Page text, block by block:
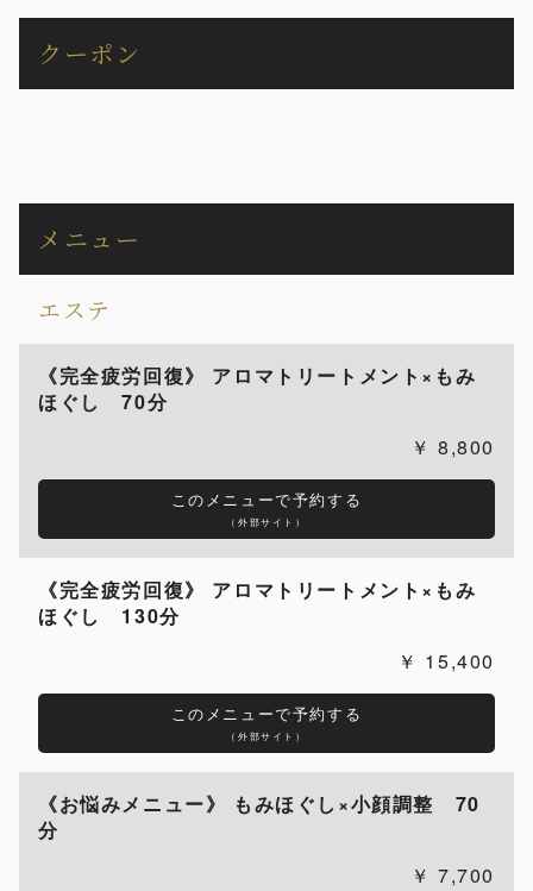
クーポン
メニュー
エステ
《完全疲労回復》 アロマトリートメント×もみ
ほぐし 70分
8,800
このメニューで予約する
（外部サイト）
《完全疲労回復》 アロマトリートメント×もみ
ほぐし 130分
15,400
このメニューで予約する
（外部サイト）
《お悩みメニュー》 もみほぐし×小顔調整 70
分
7,700